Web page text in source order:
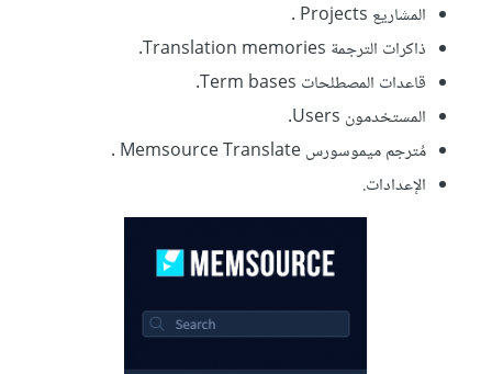
المشاريع Projects .
ذاكرات الترجمة Translation memories.
قاعدات المصطلحات Term bases.
المستخدمون Users.
مُترجم ميموسورس Memsource Translate .
الإعدادات.